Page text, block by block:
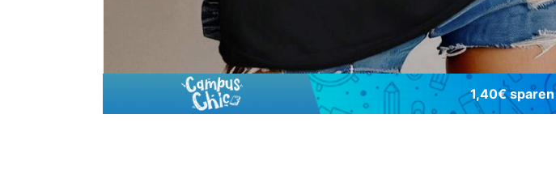
1,40€ sparen